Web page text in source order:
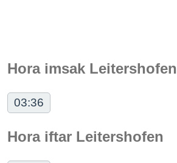
Hora imsak Leitershofen
03:36
Hora iftar Leitershofen